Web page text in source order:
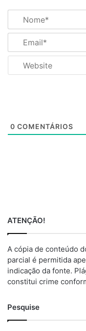
0 COMENTÁRIOS
ATENÇÃO!
A cópia de conteúdo
parcial é permitida
indicação da fonte.
constitui crime
Pesquise